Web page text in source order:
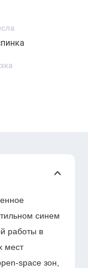
синем
работы в
мест
space зон,